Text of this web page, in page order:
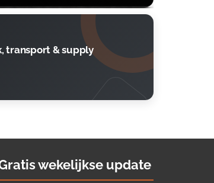
transport & supply
wekelijkse update